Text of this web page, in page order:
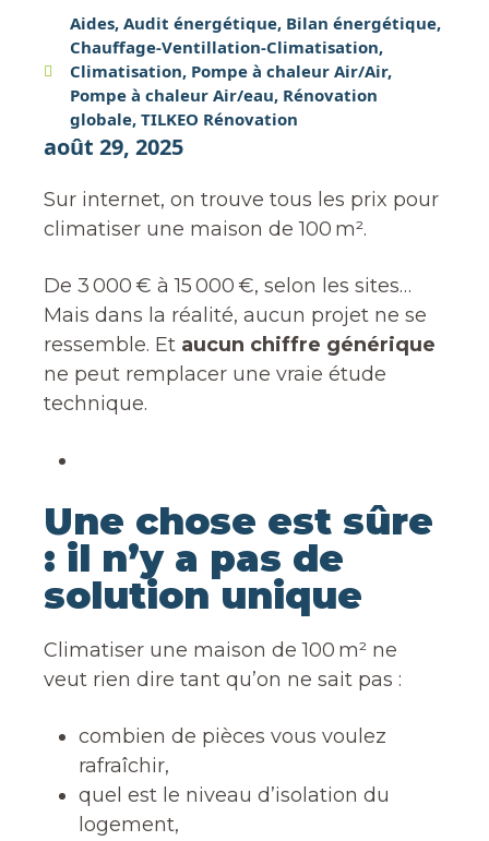
Aides, Audit énergétique, Bilan énergétique,
Chauffage-Ventillation-Climatisation,
Climatisation, Pompe à chaleur Air/Air,
Pompe à chaleur Air/eau, Rénovation
globale, TILKEO Rénovation
août 29, 2025
Sur internet, on trouve tous les prix pour
climatiser une maison de 100 m².
De 3 000 € à 15 000 €, selon les sites…
Mais dans la réalité, aucun projet ne se
ressemble. Et aucun chiffre générique
ne peut remplacer une vraie étude
technique.
Une chose est sûre
: il n’y a pas de
solution unique
Climatiser une maison de 100 m² ne
veut rien dire tant qu’on ne sait pas :
combien de pièces vous voulez
rafraîchir,
quel est le niveau d’isolation du
logement,